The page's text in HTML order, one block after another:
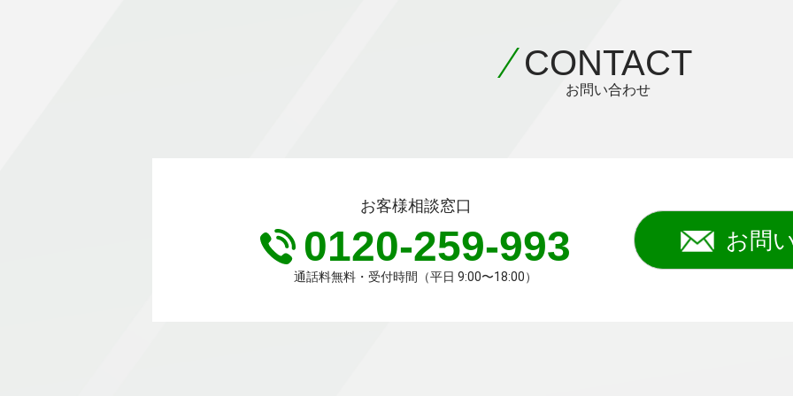
CONTACT
お問い合わせ
お客様相談窓口
0120-259-993
通話料無料・受付時間（平日 9:00〜18:00）
お問